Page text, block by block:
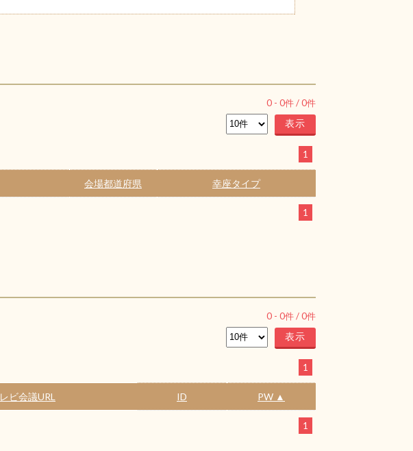
0 - 0件 /0件
1
会場都道府県 幸座タイプ
1
0 - 0件 /0件
1
ビ会議URL ID PW ▲
1